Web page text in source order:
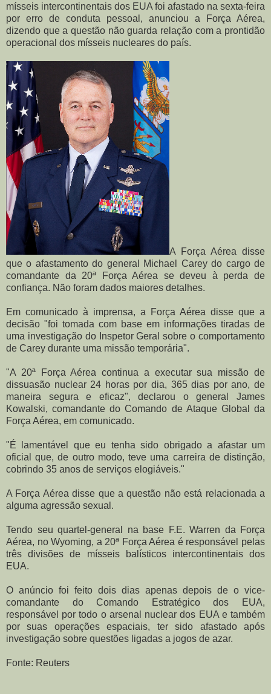
mísseis intercontinentais dos EUA foi afastado na sexta-feira
por erro de conduta pessoal, anunciou a Força Aérea,
dizendo que a questão não guarda relação com a prontidão
operacional dos mísseis nucleares do país.
A Força Aérea disse
que o afastamento do general Michael Carey do cargo de
comandante da 20ª Força Aérea se deveu à perda de
confiança. Não foram dados maiores detalhes.
Em comunicado à imprensa, a Força Aérea disse que a
decisão "foi tomada com base em informações tiradas de
uma investigação do Inspetor Geral sobre o comportamento
de Carey durante uma missão temporária".
"A 20ª Força Aérea continua a executar sua missão de
dissuasão nuclear 24 horas por dia, 365 dias por ano, de
maneira segura e eficaz", declarou o general James
Kowalski, comandante do Comando de Ataque Global da
Força Aérea, em comunicado.
"É lamentável que eu tenha sido obrigado a afastar um
oficial que, de outro modo, teve uma carreira de distinção,
cobrindo 35 anos de serviços elogiáveis."
A Força Aérea disse que a questão não está relacionada a
alguma agressão sexual.
Tendo seu quartel-general na base F.E. Warren da Força
Aérea, no Wyoming, a 20ª Força Aérea é responsável pelas
três divisões de mísseis balísticos intercontinentais dos
EUA.
O anúncio foi feito dois dias apenas depois de o vice-
comandante do Comando Estratégico dos EUA,
responsável por todo o arsenal nuclear dos EUA e também
por suas operações espaciais, ter sido afastado após
investigação sobre questões ligadas a jogos de azar.
Fonte: Reuters